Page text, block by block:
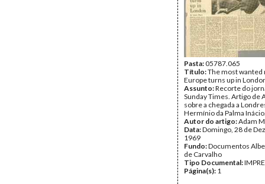
Pasta:05787.065
Título:The most wanted
Europe turns up in
Assunto:Recorte do
Sunday Times. Artigo de
sobre a chegada a
Hermínio da Palma
Autor do artigo:Adam
Data:Domingo, 28 de
1969
Fundo:Documentos
de Carvalho
Tipo Documental:
Página(s): 1